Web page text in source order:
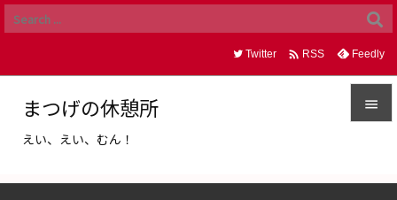
まつげの休憩所
えい、えい、むん！


Twitter  RSS Feedly